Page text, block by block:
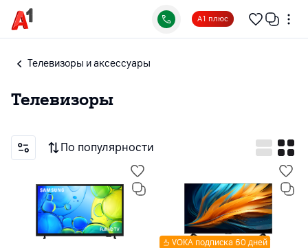
А1 плюс
Телевизоры и аксессуары
Телевизоры
По популярности
VOKA подписка 60 дней